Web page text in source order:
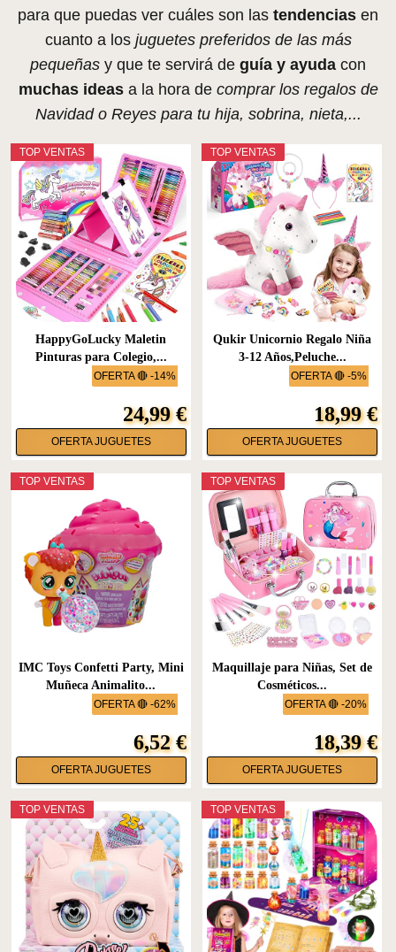
para que puedas ver cuáles son las tendencias en
cuanto a los juguetes preferidos de las más
pequeñas y que te servirá de guía y ayuda con
muchas ideasa la hora de comprar los regalos de
Navidad o Reyes para tu hija, sobrina, nieta,...
OFERTA 🔴 -14%
TOP VENTAS
HappyGoLucky Maletin
Pinturas para Colegio,...
24,99 €
OFERTA JUGUETES
OFERTA 🔴 -5%
TOP VENTAS
Qukir Unicornio Regalo Niña
3-12 Años,Peluche...
18,99 €
OFERTA JUGUETES
OFERTA 🔴 -62%
TOP VENTAS
IMC Toys Confetti Party, Mini
Muñeca Animalito...
6,52 €
OFERTA JUGUETES
OFERTA 🔴 -20%
TOP VENTAS
Maquillaje para Niñas, Set de
Cosméticos...
18,39 €
OFERTA JUGUETES
TOP VENTAS TOP VENTAS